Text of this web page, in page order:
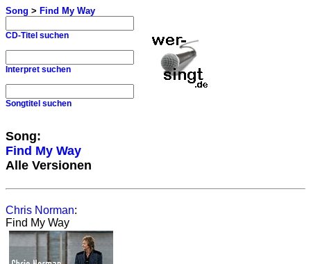
Song > Find My Way
CD-Titel suchen
Interpret suchen
Songtitel suchen
Song:
Find My Way
Alle Versionen
Chris Norman:
Find My Way